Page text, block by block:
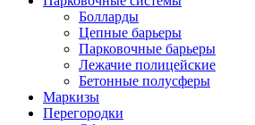
Болларды
Цепные барьеры
Парковочные барьеры
Лежачие полицейские
Бетонные полусферы
Маркизы
Перегородки